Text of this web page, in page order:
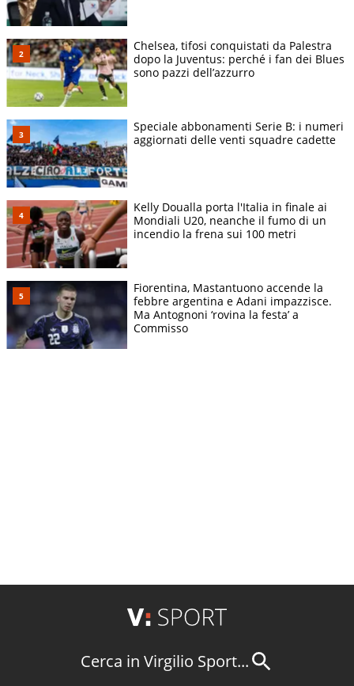
Chelsea, tifosi conquistati da Palestra
dopo la Juventus: perché i fan dei Blues
sono pazzi dell’azzurro
Speciale abbonamenti Serie B: i numeri
aggiornati delle venti squadre cadette
Kelly Doualla porta l'Italia in finale ai
Mondiali U20, neanche il fumo di un
incendio la frena sui 100 metri
Fiorentina, Mastantuono accende la
febbre argentina e Adani impazzisce.
Ma Antognoni ‘rovina la festa’ a
Commisso
Cerca in Virgilio Sport...